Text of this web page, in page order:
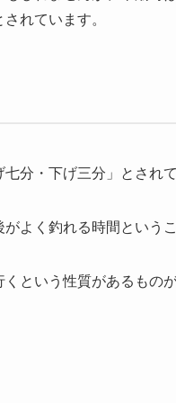
れています。
分・下げ三分」とされて
よく釣れる時間というこ
という性質があるもの